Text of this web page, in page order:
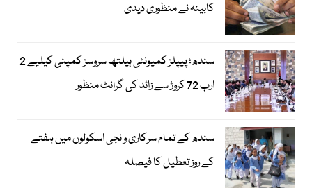
کابینہ نے منظوری دیدی
سندھ؛ پیپلز کمیونٹی ہیلتھ سروسز کمپنی کیلیے 2
ارب 72 کروڑ سے زائد کی گرانٹ منظور
سندھ کے تمام سرکاری و نجی اسکولوں میں ہفتے
کے روز تعطیل کا فیصلہ